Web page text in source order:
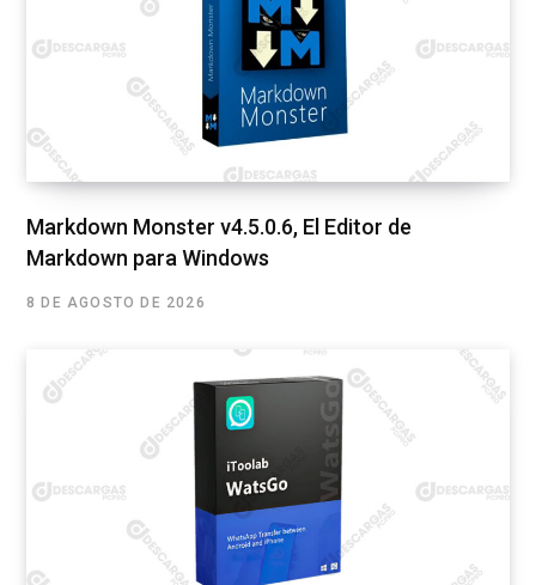
Markdown Monster v4.5.0.6, El Editor de
Markdown para Windows
8 DE AGOSTO DE 2026